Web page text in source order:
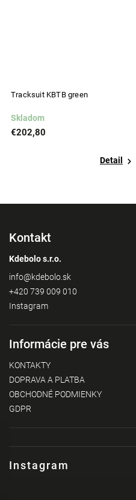
Tracksuit KBTB green
Skladom
€202,80
Detail
Instagram
Kontakt
Kdebolo s.r.o.
info@kdebolo.sk
+420 739 009 010
Instagram
Informácie pre vás
KONTAKTY
DOPRAVA A PLATBA
OBCHODNÉ PODMIENKY
GDPR